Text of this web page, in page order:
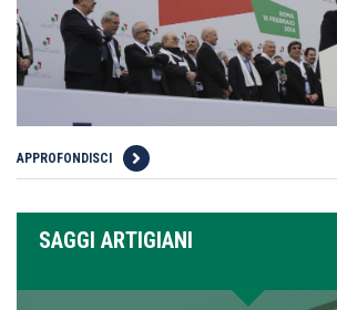
APPROFONDISCI
SAGGI ARTIGIANI